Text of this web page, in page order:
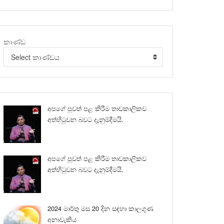
කාණ්ඩ
Select කාණ්ඩය
අපගේ පුවත් පළ කිරීම තාවකාලිකව
අත්හිටුවන බවට දැනුම්දීමයි.
අපගේ පුවත් පළ කිරීම තාවකාලිකව
අත්හිටුවන බවට දැනුම්දීමයි.
2024 මාර්තු මස 20 දින සඳහා කාලගුණ
අනාවැකිය